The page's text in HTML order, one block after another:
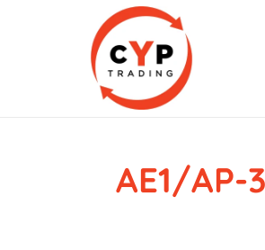
CYP Trading
AE1/AP-